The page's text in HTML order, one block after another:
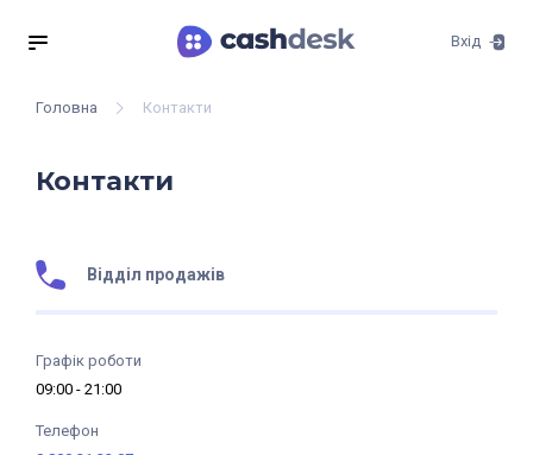
Вхід
Головна Контакти
Контакти
Відділ продажів
Графік роботи
09:00 - 21:00
Телефон